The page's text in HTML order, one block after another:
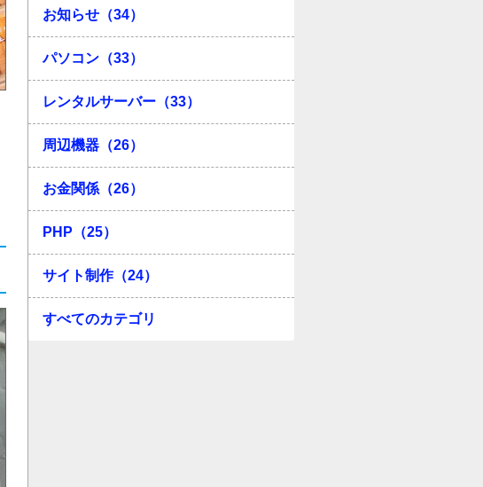
お知らせ（34）
パソコン（33）
レンタルサーバー（33）
周辺機器（26）
お金関係（26）
PHP（25）
サイト制作（24）
すべてのカテゴリ